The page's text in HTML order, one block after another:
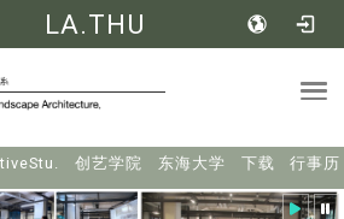
LA.THU
创艺学院 东海大学 下载 行事历